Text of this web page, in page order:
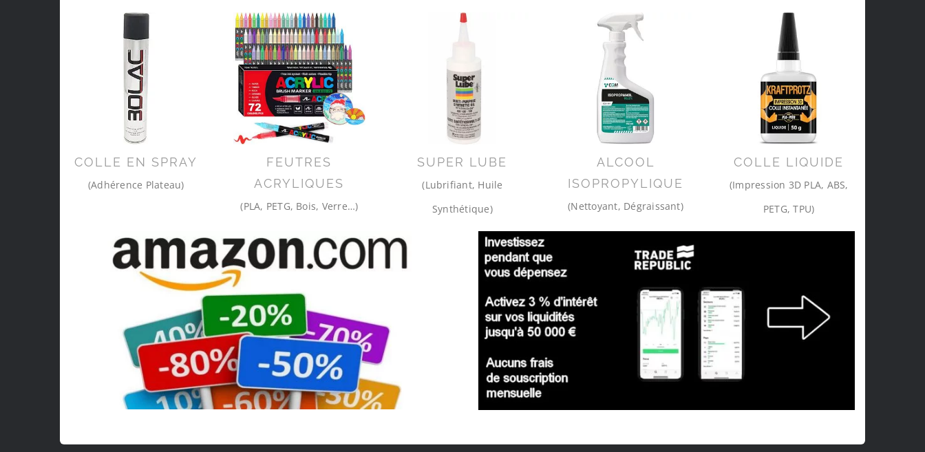
COLLE EN SPRAY
(Adhérence Plateau)
FEUTRES
ACRYLIQUES
(PLA, PETG, Bois, Verre…)
SUPER LUBE
(Lubrifiant, Huile
Synthétique)
ALCOOL
ISOPROPYLIQUE
(Nettoyant, Dégraissant)
COLLE LIQUIDE
(Impression 3D PLA, ABS,
PETG, TPU)